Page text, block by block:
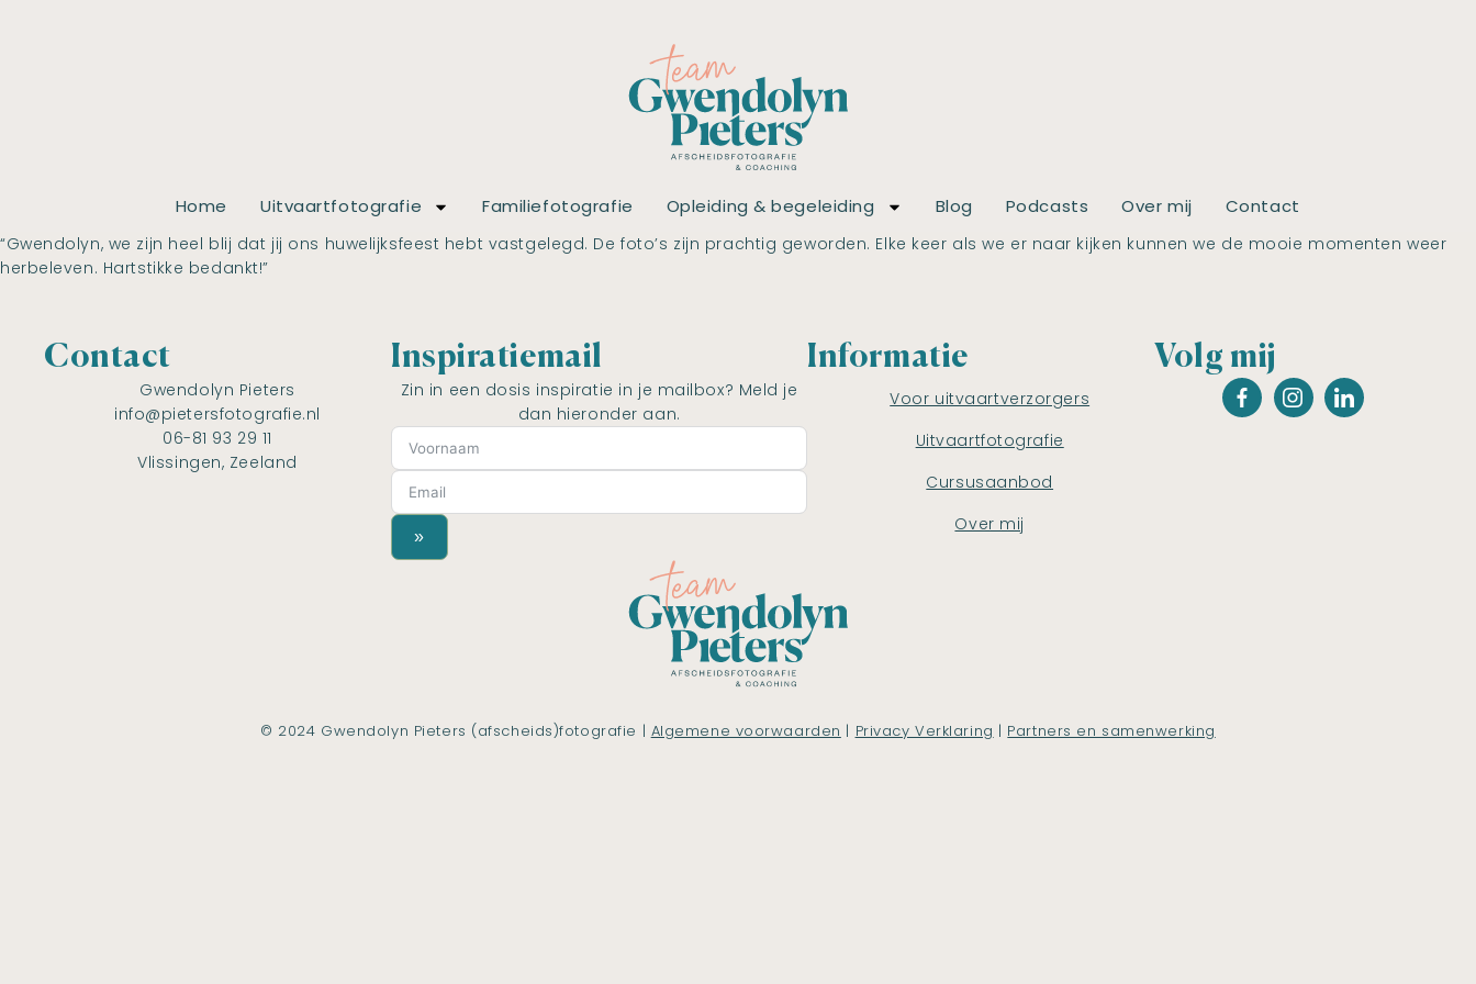
Home Uitvaartfotografie Familiefotografie Opleiding & begeleiding Blog Podcasts Over mij Contact
“Gwendolyn, we zijn heel blij dat jij ons huwelijksfeest hebt vastgelegd. De foto’s zijn prachtig geworden. Elke keer als we er naar kijken kunnen we de mooie momenten weer
herbeleven. Hartstikke bedankt!”
Contact
Gwendolyn Pieters
info@pietersfotografie.nl
06-81 93 29 11
Vlissingen, Zeeland
Inspiratiemail
Zin in een dosis inspiratie in je mailbox? Meld je
dan hieronder aan.
»
Informatie
Voor uitvaartverzorgers
Uitvaartfotografie
Cursusaanbod
Over mij
Volg mij
© 2024 Gwendolyn Pieters (afscheids)fotografie | Algemene voorwaarden | Privacy Verklaring | Partners en samenwerking